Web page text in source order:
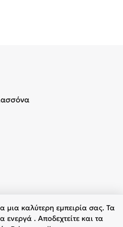
μια καλύτερη εμπειρία σας. Τα
ενεργά . Αποδεχτείτε και τα